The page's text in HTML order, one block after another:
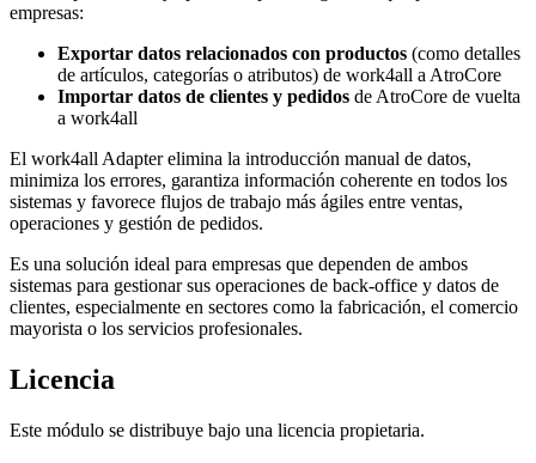
empresas:
Exportar datos relacionados con productos (como detalles
de artículos, categorías o atributos) de work4all a AtroCore
Importar datos de clientes y pedidos de AtroCore de vuelta
a work4all
El work4all Adapter elimina la introducción manual de datos,
minimiza los errores, garantiza información coherente en todos los
sistemas y favorece flujos de trabajo más ágiles entre ventas,
operaciones y gestión de pedidos.
Es una solución ideal para empresas que dependen de ambos
sistemas para gestionar sus operaciones de back-office y datos de
clientes, especialmente en sectores como la fabricación, el comercio
mayorista o los servicios profesionales.
Licencia
Este módulo se distribuye bajo una licencia propietaria.